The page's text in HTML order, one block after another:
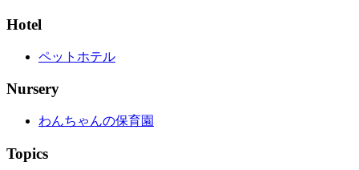
Hotel
ペットホテル
Nursery
わんちゃんの保育園
Topics